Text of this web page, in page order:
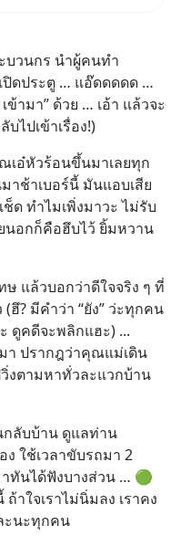
ยมซื้อ | ยอด 2
รีค่าธรร
บวนกร นำผู้คนทำ
ปิดประตู … แอ๊ดดดดด …
ข้ามา” ด้วย … เอ้า แล้วจะ
ไปเข้าเรื่อง!)
อ๋หัวร้อนขึ้นมาเลยทุก
าช้าเบอร์นี้ มันแอบเสีย
ด ทำไมเพิ่งมาวะ ไม่รับ
อกก็คือฮึบไว้ ยิ้มหวาน
แล้วบอกว่าดีใจจริง ๆ ที่
ฮึ? มีคำว่า “ยัง” ว่ะทุกคน
ดูคดีจะพลิกแฮะ) ...
า ปรากฎว่าคุณแม่เดิน
งตามหาทั่วละแวกบ้าน
กลับบ้าน ดูแลท่าน
ง ใช้เวลาขับรถมา 2
ทันได้ฟังบางส่วน … 🟢
าใจเราไม่นิ่มลง เราคง
ะนะทุกคน